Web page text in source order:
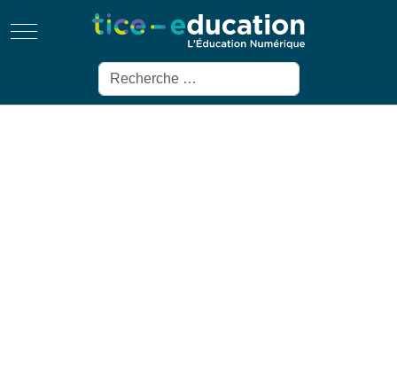
Mobile Menu Toggle
Rechercher